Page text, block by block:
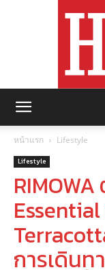
หน้าแรก Lifestyle
Lifestyle
การเดินท